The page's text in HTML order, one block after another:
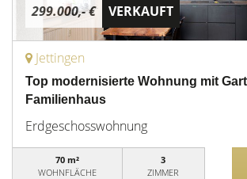
299.000,- € VERKAUFT
Jettingen
Top modernisierte Wohnung mit
Familienhaus
Erdgeschosswohnung
70 m²
WOHNFLÄCHE
3
ZIMMER